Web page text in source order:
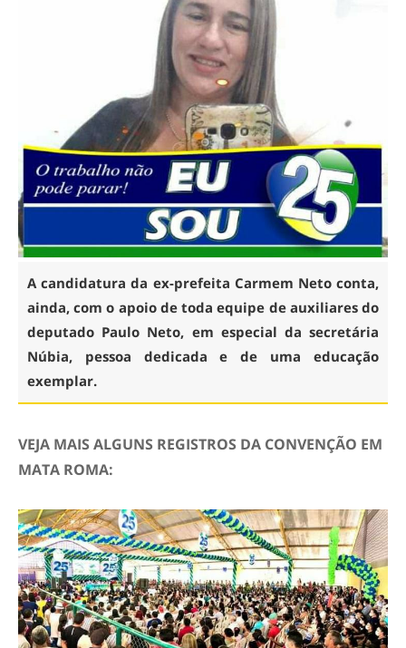
A candidatura da ex-prefeita Carmem Neto conta,
ainda, com o apoio de toda equipe de auxiliares do
deputado Paulo Neto, em especial da secretária
Núbia, pessoa dedicada e de uma educação
exemplar.
VEJA MAIS ALGUNS REGISTROS DA CONVENÇÃO EM
MATA ROMA: